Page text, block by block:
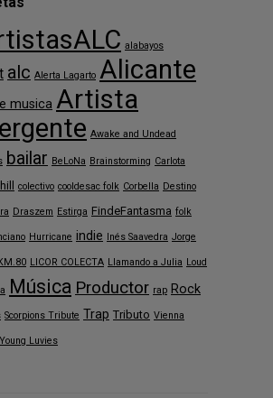
alabayos
alc Alerta Lagarto Alicante
musica Artista
Awake and Undead
bailar BeLoNa Brainstorming Carlota
colectivo cooldesac folk Corbella Destino
Draszem Estirga FindeFantasma folk
Hurricane indie Inés Saavedra Jorge
LICOR COLECTA Llamando a Julia Loud
Música Productor rap Rock
Scorpions Tribute Trap Tributo Vienna
Young Luvies